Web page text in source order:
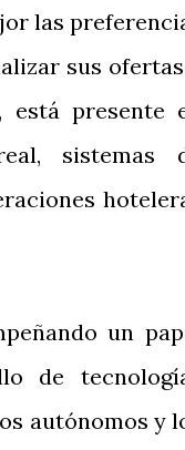
las
sus
presente
sistemas
un
de
autónomos y